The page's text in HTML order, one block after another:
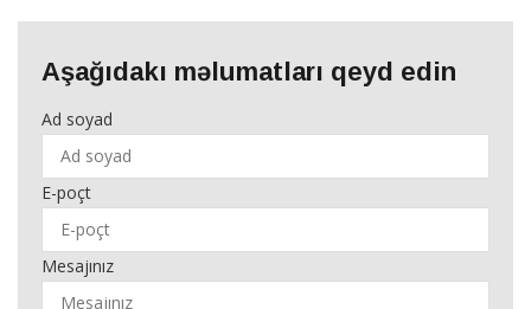
Aşağıdakı məlumatları qeyd edin
Ad soyad
E-poçt
Mesajınız